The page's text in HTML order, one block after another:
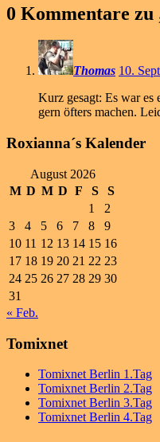
0 Kommentare zu
Thomas 10.
Kurz gesagt: Es war es
gern öfters machen.
Roxianna´s Kalender
August 2026
M D M D F S
S
1
2
3
4 5 6 7 8
9
10 11 12 13 14 15 16
17 18 19 20 21 22 23
24 25 26 27 28 29 30
31
« Feb.
Tomixnet
Tomixnet Berlin 1.Tag
Tomixnet Berlin 2.Tag
Tomixnet Berlin 3.Tag
Tomixnet Berlin 4.Tag